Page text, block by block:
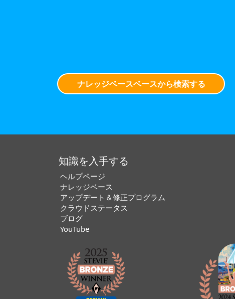
ナレッジベースベースから検索する
知識を入手する
ヘルプページ
ナレッジベース
アップデート＆修正プログラム
クラウドステータス
ブログ
YouTube